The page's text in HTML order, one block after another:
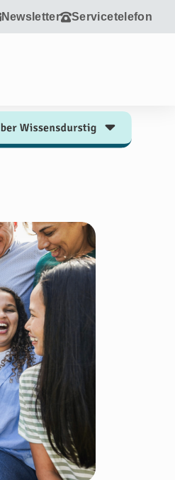
Newsletter Servicetelefon